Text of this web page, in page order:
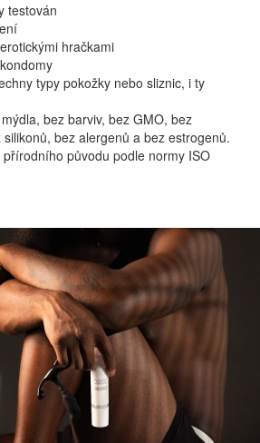
testován
hračkami
typy pokožky nebo sliznic, i ty
bez barviv, bez GMO, bez
bez alergenů a bez estrogenů.
přírodního původu podle normy ISO